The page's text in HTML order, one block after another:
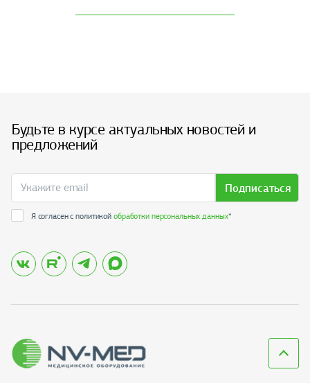
Будьте в курсе актуальных новостей и
предложений
Подписаться
Я согласен с политикойобработки персональных данных*